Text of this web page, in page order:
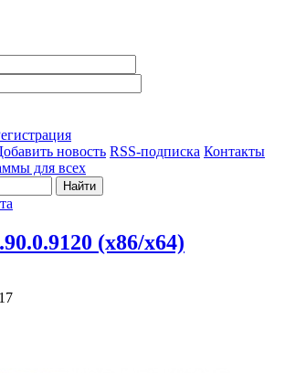
новость RSS-подписка Контакты
для всех
Найти
(x86/x64)